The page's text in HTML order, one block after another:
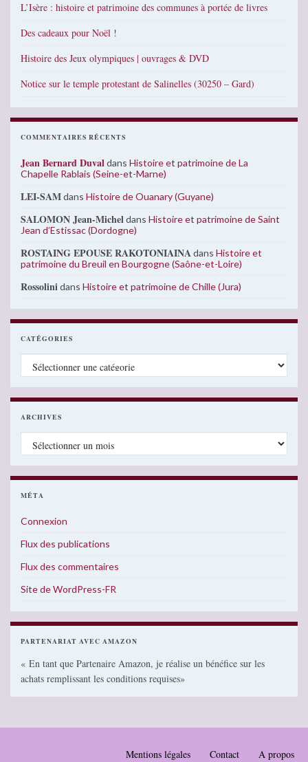
L’Isère : histoire et patrimoine des communes à portée de livres
Des cadeaux pour Noël !
Histoire des Jeux olympiques | ouvrages & DVD
Notice sur le temple protestant de Salinelles (30250 – Gard)
COMMENTAIRES RÉCENTS
Jean Bernard Duvaldans Histoire et patrimoine de La
Chapelle Rablais (Seine-et-Marne)
LEI-SAMdans Histoire de Ouanary (Guyane)
SALOMON Jean-Micheldans Histoire et patrimoine de Saint
Jean d’Estissac (Dordogne)
ROSTAING EPOUSE RAKOTONIAINAdans Histoire et
patrimoine du Breuil en Bourgogne (Saône-et-Loire)
Rossolinidans Histoire et patrimoine de Chille (Jura)
CATÉGORIES
Catégories
ARCHIVES
Archives
MÉTA
Connexion
Flux des publications
Flux des commentaires
Site de WordPress-FR
PARTENARIAT AVEC AMAZON
« En tant que Partenaire Amazon, je réalise un bénéfice sur les
achats remplissant les conditions requises»
Mentions légales Contact A propos